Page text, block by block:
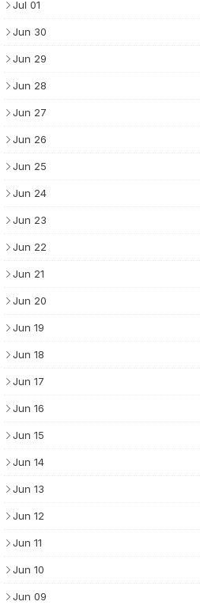
Jul 01
Jun 30
Jun 29
Jun 28
Jun 27
Jun 26
Jun 25
Jun 24
Jun 23
Jun 22
Jun 21
Jun 20
Jun 19
Jun 18
Jun 17
Jun 16
Jun 15
Jun 14
Jun 13
Jun 12
Jun 11
Jun 10
Jun 09